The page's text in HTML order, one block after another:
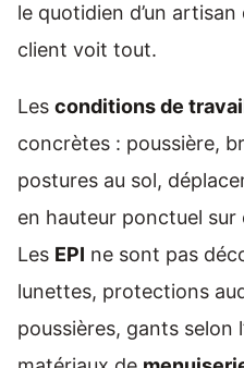
le quotidien d’un
client voit tout.
Les conditions de
concrètes : poussière,
postures au sol,
en hauteur ponctuel
Les EPI ne sont pas
lunettes, protections
poussières, gants selon